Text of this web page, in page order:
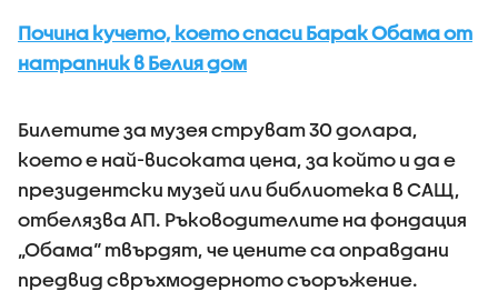
Почина кучето, което спаси Барак Обама от
натрапник в Белия дом
Билетите за музея струват 30 долара,
което е най-високата цена, за който и да е
президентски музей или библиотека в САЩ,
отбелязва АП. Ръководителите на фондация
„Обама“ твърдят, че цените са оправдани
предвид свръхмодерното съоръжение.